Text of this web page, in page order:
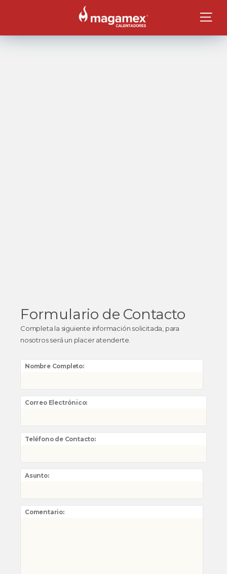
Formulario de Contacto
Completa la siguiente información solicitada, para
nosotros será un placer atenderte.
Nombre Completo:
Correo Electrónico:
Teléfono de Contacto:
Asunto:
Comentario: